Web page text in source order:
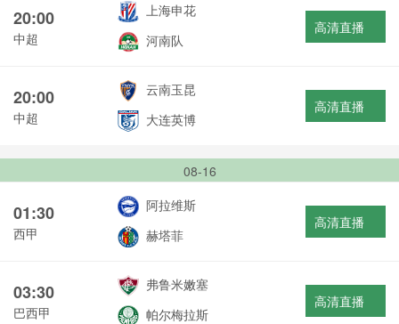
20:00
中超
上海申花
河南队
高清直播
20:00
中超
云南玉昆
大连英博
高清直播
08-16
01:30
西甲
阿拉维斯
赫塔菲
高清直播
03:30
巴西甲
弗鲁米嫩塞
帕尔梅拉斯
高清直播